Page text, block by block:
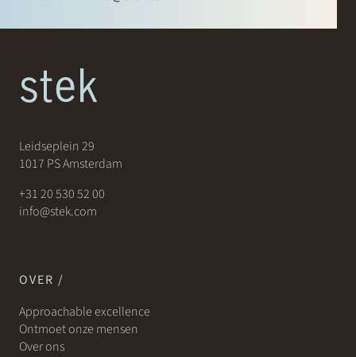
Leidseplein 29
1017 PS Amsterdam
+31 20 530 52 00
info@stek.com
OVER /
Approachable excellence
Ontmoet onze mensen
Over ons